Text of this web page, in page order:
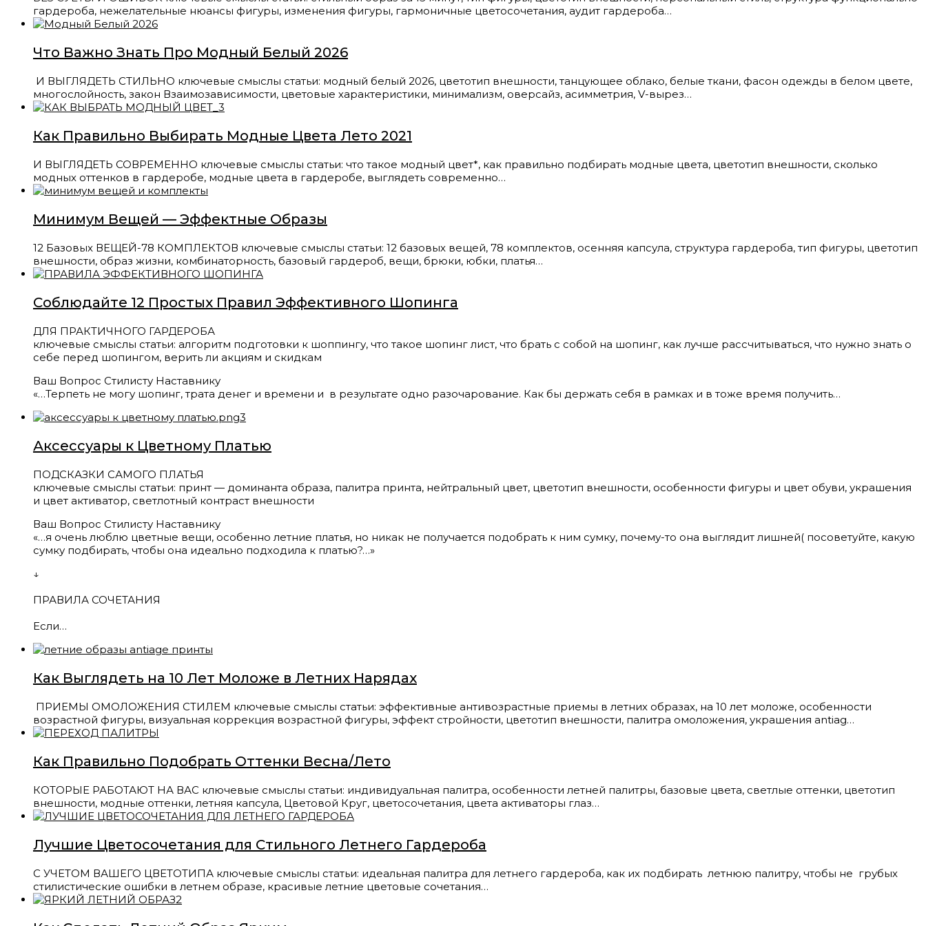
гардероба, нежелательные нюансы фигуры, изменения фигуры, гармоничные цветосочетания, аудит гардероба…
Что Важно Знать Про Модный Белый 2026
И ВЫГЛЯДЕТЬ СТИЛЬНО ключевые смыслы статьи: модный белый 2026, цветотип внешности, танцующее облако, белые ткани, фасон одежды в белом цвете,
многослойность, закон Взаимозависимости, цветовые характеристики, минимализм, оверсайз, асимметрия, V-вырез…
Как Правильно Выбирать Модные Цвета Лето 2021
И ВЫГЛЯДЕТЬ СОВРЕМЕННО ключевые смыслы статьи: что такое модный цвет*, как правильно подбирать модные цвета, цветотип внешности, сколько
модных оттенков в гардеробе, модные цвета в гардеробе, выглядеть современно…
Минимум Вещей — Эффектные Образы
12 Базовых ВЕЩЕЙ-78 КОМПЛЕКТОВ ключевые смыслы статьи: 12 базовых вещей, 78 комплектов, осенняя капсула, структура гардероба, тип фигуры, цветотип
внешности, образ жизни, комбинаторность, базовый гардероб, вещи, брюки, юбки, платья…
Соблюдайте 12 Простых Правил Эффективного Шопинга
ДЛЯ ПРАКТИЧНОГО ГАРДЕРОБА
ключевые смыслы статьи: алгоритм подготовки к шоппингу, что такое шопинг лист, что брать с собой на шопинг, как лучше рассчитываться, что нужно знать о
себе перед шопингом, верить ли акциям и скидкам
Ваш Вопрос Стилисту Наставнику
«…Терпеть не могу шопинг, трата денег и времени и в результате одно разочарование. Как бы держать себя в рамках и в тоже время получить…
Аксессуары к Цветному Платью
ПОДСКАЗКИ САМОГО ПЛАТЬЯ
ключевые смыслы статьи: принт — доминанта образа, палитра принта, нейтральный цвет, цветотип внешности, особенности фигуры и цвет обуви, украшения
и цвет активатор, светлотный контраст внешности
Ваш Вопрос Стилисту Наставнику
«…я очень люблю цветные вещи, особенно летние платья, но никак не получается подобрать к ним сумку, почему-то она выглядит лишней( посоветуйте, какую
сумку подбирать, чтобы она идеально подходила к платью?…»
↓
ПРАВИЛА СОЧЕТАНИЯ
Если…
Как Выглядеть на 10 Лет Моложе в Летних Нарядах
ПРИЕМЫ ОМОЛОЖЕНИЯ СТИЛЕМ ключевые смыслы статьи: эффективные антивозрастные приемы в летних образах, на 10 лет моложе, особенности
возрастной фигуры, визуальная коррекция возрастной фигуры, эффект стройности, цветотип внешности, палитра омоложения, украшения antiag…
Как Правильно Подобрать Оттенки Весна/Лето
КОТОРЫЕ РАБОТАЮТ НА ВАC ключевые смыслы статьи: индивидуальная палитра, особенности летней палитры, базовые цвета, светлые оттенки, цветотип
внешности, модные оттенки, летняя капсула, Цветовой Круг, цветосочетания, цвета активаторы глаз…
Лучшие Цветосочетания для Стильного Летнего Гардероба
С УЧЕТОМ ВАШЕГО ЦВЕТОТИПА ключевые смыслы статьи: идеальная палитра для летнего гардероба, как их подбирать летнюю палитру, чтобы не грубых
стилистические ошибки в летнем образе, красивые летние цветовые сочетания…